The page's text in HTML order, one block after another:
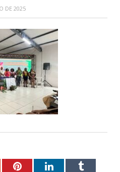
DE 2025
PinterestLinkedInTumblr